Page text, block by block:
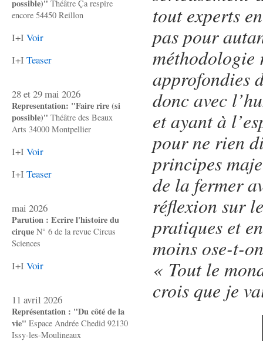
possible)" Théâtre Ça respire
encore 54450 Reillon
I+I Voir
I+I Teaser
28 et 29 mai 2026
Representation: "Faire rire (si
possible)" Théâtre des Beaux
Arts 34000 Montpellier
I+I Voir
I+I Teaser
mai 2026
Parution : Ecrire l'histoire du
cirque N° 6 de la revue Circus
Sciences
I+I Voir
11 avril 2026
Représentation : "Du côté de la
vie" Espace Andrée Chedid 92130
Issy-les-Moulineaux
tout experts
pas pour
méthodologie
approfondies
donc avec
et ayant à
pour ne rien
principes
de la fermer
réflexion sur
pratiques et
moins ose-t-
« Tout le
crois que je